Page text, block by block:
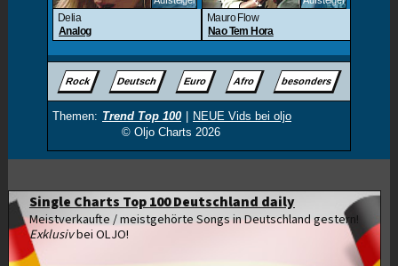
Single Charts Top 100 Deutschland daily
Meistverkaufte / meistgehörte Songs in Deutschland gestern!
Exklusivbei OLJO!